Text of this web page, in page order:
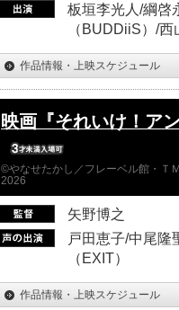
板垣李光人/綱啓
（BUDDiiS）/
作品情報・上映スケジュール
映画『それいけ！ア
©やなせたかし／フレーベル館・Ｔ
2026
矢野博之
戸田恵子/中尾隆
（EXIT）
作品情報・上映スケジュール